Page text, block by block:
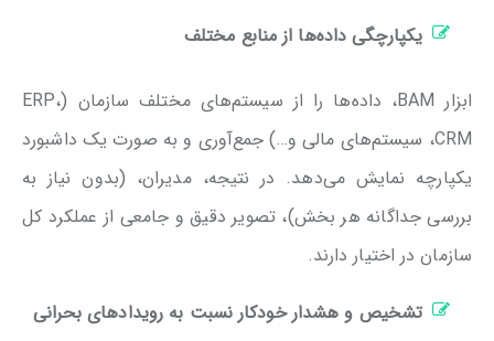
یکپارچگی داده‌ها از منابع مختلف
ابزار BAM، داده‌ها را از سیستم‌های مختلف سازمان (ERP،
CRM، سیستم‌های مالی و…) جمع‌آوری و به صورت یک داشبورد
یکپارچه نمایش می‌دهد. در نتیجه، مدیران، (بدون نیاز به
بررسی جداگانه‌ هر بخش)، تصویر دقیق و جامعی از عملکرد کل
سازمان در اختیار دارند.
تشخیص و هشدار خودکار نسبت به رویدادهای بحرانی